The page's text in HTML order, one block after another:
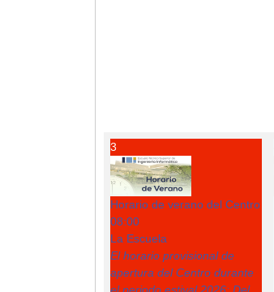
3
Horario de verano del Centro
08:00
La Escuela
El horario provisional de
apertura del Centro durante